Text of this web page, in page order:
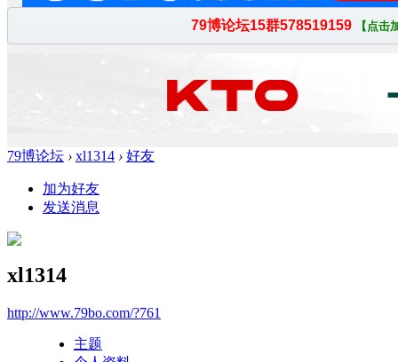
79博论坛 › xl1314 › 好友
加为好友
发送消息
xl1314
http://www.79bo.com/?761
主题